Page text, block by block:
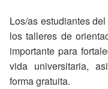
Los/as estudiantes
los talleres de
importante para
vida universitaria,
forma gratuita.